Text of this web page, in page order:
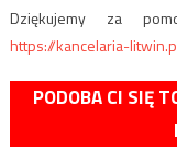
Dziękujemy za
https://kancelaria-
PODOBA CI SIĘ